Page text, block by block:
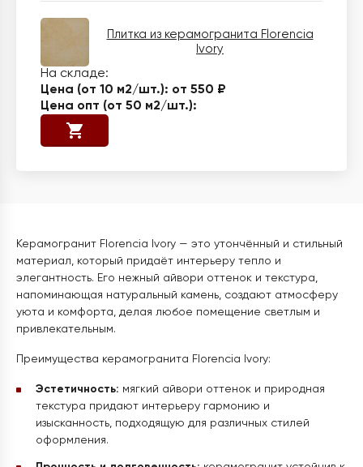
Плитка из керамогранита Florencia
Ivory
от 550 ₽
Керамогранит Florencia Ivory — это утончённый и стильный
материал, который придаёт интерьеру тепло и
элегантность. Его нежный айвори оттенок и текстура,
напоминающая натуральный камень, создают атмосферу
уюта и комфорта, делая любое помещение светлым и
привлекательным.
Преимущества керамогранита Florencia Ivory:
Эстетичность: мягкий айвори оттенок и природная
текстура придают интерьеру гармонию и
изысканность, подходящую для различных стилей
оформления.